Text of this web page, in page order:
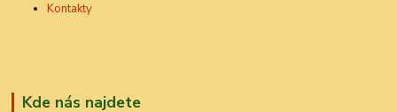
Kontakty
Kde nás najdete